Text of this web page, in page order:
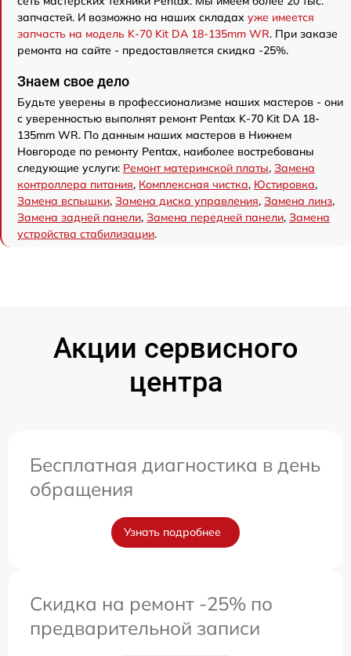
запчастей. И возможно на наших складах уже имеется
запчасть на модель K-70 Kit DA 18-135mm WR. При заказе
ремонта на сайте - предоставляется скидка -25%.
Знаем свое дело
Будьте уверены в профессионализме наших мастеров - они
с уверенностью выполнят ремонт Pentax K-70 Kit DA 18-
135mm WR. По данным наших мастеров в Нижнем
Новгороде по ремонту Pentax, наиболее востребованы
следующие услуги: Ремонт материнской платы, Замена
контроллера питания, Комплексная чистка, Юстировка,
Замена вспышки, Замена диска управления, Замена линз,
Замена задней панели, Замена передней панели, Замена
устройства стабилизации.
Акции сервисного
центра
Бесплатная диагностика в день
обращения
Узнать подробнее
Скидка на ремонт -25% по
предварительной записи